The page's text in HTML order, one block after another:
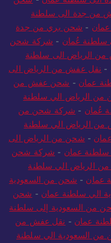
من جدة الى سلطنة
- شحن بري من جدة
عُمان - شركة شحن
الرياض الى سلطنة
- نقل عفش من الرياض الى
عمان - شحن عفش من
الرياض الي سلطنة
عُمان - شركة شحن من
الرياض الي سلطنة
- شحن من الرياض الى
عمان - شركة شحن
الرياض الي سلطنة
عمان - شحن من السعودية
الي سلطنة عمان - شحن
من السعودية إلى سلطنة
عمان - نقل عفش من
السعودية الي سلطنة